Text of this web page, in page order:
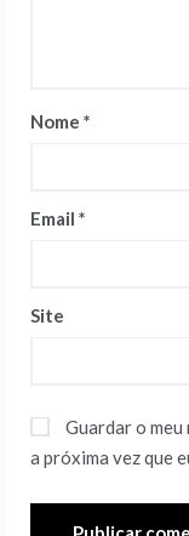
Nome *
Email *
Site
Guardar o
a próxima vez que